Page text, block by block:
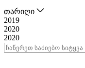
თარიღი
2019
2020
2020